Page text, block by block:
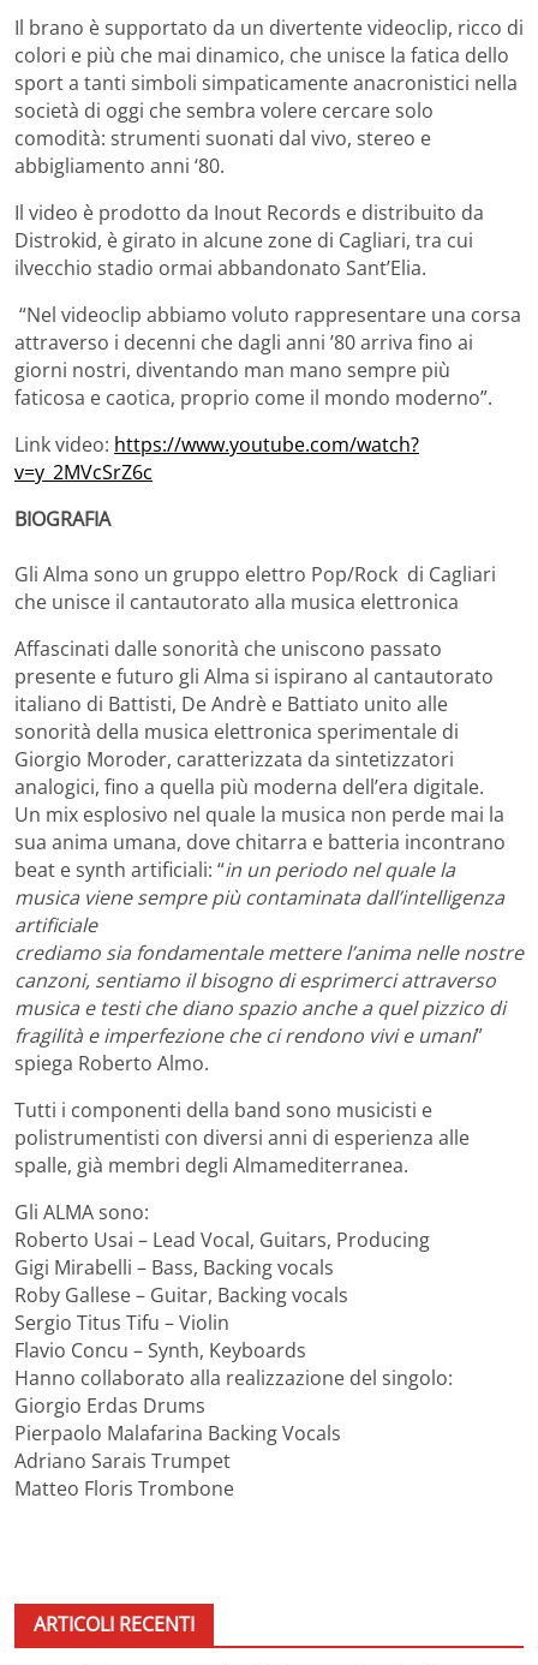
Il brano è supportato da un divertente videoclip, ricco di
colori e più che mai dinamico, che unisce la fatica dello
sport a tanti simboli simpaticamente anacronistici nella
società di oggi che sembra volere cercare solo
comodità: strumenti suonati dal vivo, stereo e
abbigliamento anni ‘80.
Il video è prodotto da Inout Records e distribuito da
Distrokid, è girato in alcune zone di Cagliari, tra cui
ilvecchio stadio ormai abbandonato Sant’Elia.
“Nel videoclip abbiamo voluto rappresentare una corsa
attraverso i decenni che dagli anni ’80 arriva fino ai
giorni nostri, diventando man mano sempre più
faticosa e caotica, proprio come il mondo moderno”.
Link video: https://www.youtube.com/watch?
v=y_2MVcSrZ6c
BIOGRAFIA
Gli Alma sono un gruppo elettro Pop/Rock di Cagliari
che unisce il cantautorato alla musica elettronica
Affascinati dalle sonorità che uniscono passato
presente e futuro gli Alma si ispirano al cantautorato
italiano di Battisti, De Andrè e Battiato unito alle
sonorità della musica elettronica sperimentale di
Giorgio Moroder, caratterizzata da sintetizzatori
analogici, fino a quella più moderna dell’era digitale.
Un mix esplosivo nel quale la musica non perde mai la
sua anima umana, dove chitarra e batteria incontrano
beat e synth artificiali: “in un periodo nel quale la
musica viene sempre più contaminata dall’intelligenza
artificiale
crediamo sia fondamentale mettere l’anima nelle nostre
canzoni, sentiamo il bisogno di esprimerci attraverso
musica e testi che diano spazio anche a quel pizzico di
fragilità e imperfezione che ci rendono vivi e umani”
spiega Roberto Almo.
Tutti i componenti della band sono musicisti e
polistrumentisti con diversi anni di esperienza alle
spalle, già membri degli Almamediterranea.
Gli ALMA sono:
Roberto Usai – Lead Vocal, Guitars, Producing
Gigi Mirabelli – Bass, Backing vocals
Roby Gallese – Guitar, Backing vocals
Sergio Titus Tifu – Violin
Flavio Concu – Synth, Keyboards
Hanno collaborato alla realizzazione del singolo:
Giorgio Erdas Drums
Pierpaolo Malafarina Backing Vocals
Adriano Sarais Trumpet
Matteo Floris Trombone
ARTICOLI RECENTI